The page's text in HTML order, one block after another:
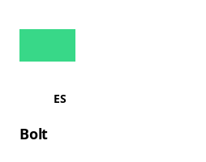
ES
Bolt